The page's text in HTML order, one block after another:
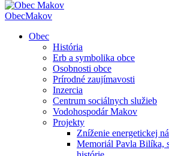
ObecMakov
Obec
História
Erb a symbolika obce
Osobnosti obce
Prírodné zaujímavosti
Inzercia
Centrum sociálnych služieb
Vodohospodár Makov
Projekty
Zníženie energetickej
Memoriál Pavla Bilíka,